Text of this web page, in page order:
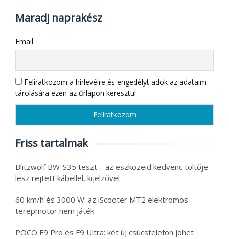
Maradj naprakész
Email
Feliratkozom a hírlevélre és engedélyt adok az adataim
tárolására ezen az űrlapon keresztül
Friss tartalmak
Blitzwolf BW-S35 teszt – az eszközeid kedvenc töltője
lesz rejtett kábellel, kijelzővel
60 km/h és 3000 W: az iScooter MT2 elektromos
terepmotor nem játék
POCO F9 Pro és F9 Ultra: két új csúcstelefon jöhet